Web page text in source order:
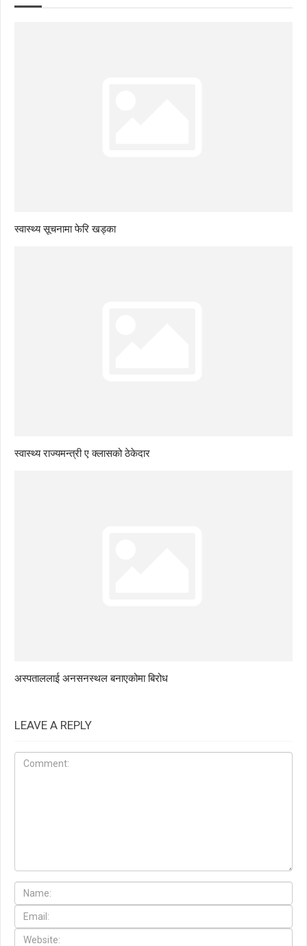
स्वास्थ्य सूचनामा फेरि खड्का
स्वास्थ्य राज्यमन्त्री ए क्लासको ठेकेदार
अस्पताललाई अनसनस्थल बनाएकोमा बिरोध
LEAVE A REPLY